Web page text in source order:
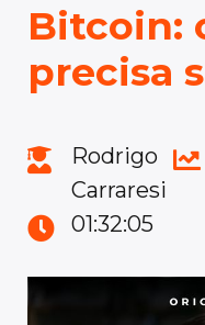
Bitcoin:
precisa
Rodrigo
Carraresi
01:32:05